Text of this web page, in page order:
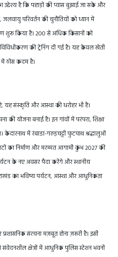
है कि पहाड़ों की प्यास बुझाई जा सके और
परिवर्तन की चुनौतियों को ध्यान में
किया है। 200 से अधिक किसानों को
की ट्रेनिंग दी गई है। यह केवल खेती
में ठोस कदम है।
है, यह संस्कृति और आस्था की धरोहर भी है।
की योजना बनाई है। इन गांवों में परंपरा, शिक्षा
में रंबाडा-गरुड़चट्टी फुटपाथ श्रद्धालुओं
का निर्माण और मरम्मत आगामी कुंभ 2027 की
के नए अवसर पैदा करेंगे और स्थानीय
का भविष्य पर्यटन, आस्था और आधुनिकता
प्रशासनिक संरचना मज़बूत होना ज़रूरी है। इसी
क्षेत्रों में आधुनिक पुलिस स्टेशन भवनों